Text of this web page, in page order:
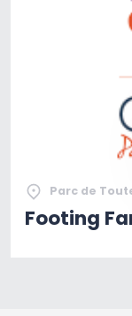
Parc de
Footing